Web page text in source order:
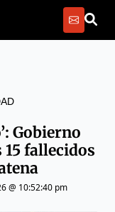
Gobierno
fallecidos
@ 10:52:40 pm